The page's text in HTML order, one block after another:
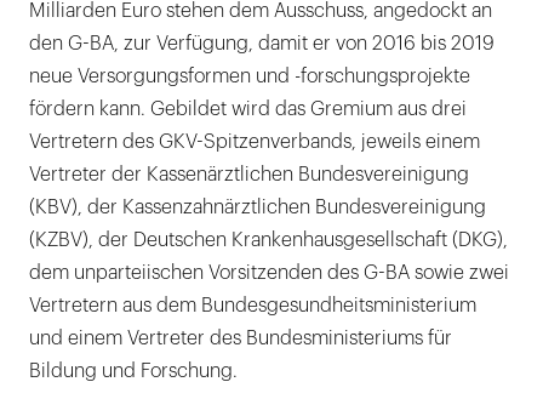
Milliarden Euro stehen dem Ausschuss, angedockt an
den G-BA, zur Verfügung, damit er von 2016 bis 2019
neue Versorgungsformen und -forschungsprojekte
fördern kann. Gebildet wird das Gremium aus drei
Vertretern des GKV-Spitzenverbands, jeweils einem
Vertreter der Kassenärztlichen Bundesvereinigung
(KBV), der Kassenzahnärztlichen Bundesvereinigung
(KZBV), der Deutschen Krankenhausgesellschaft (DKG),
dem unparteiischen Vorsitzenden des G-BA sowie zwei
Vertretern aus dem Bundesgesundheitsministerium
und einem Vertreter des Bundesministeriums für
Bildung und Forschung.